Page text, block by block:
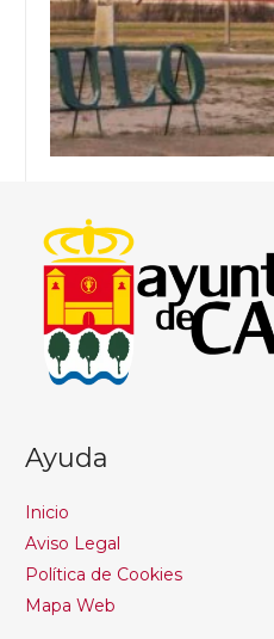
Ayuda
Inicio
Aviso Legal
Política de Cookies
Mapa Web